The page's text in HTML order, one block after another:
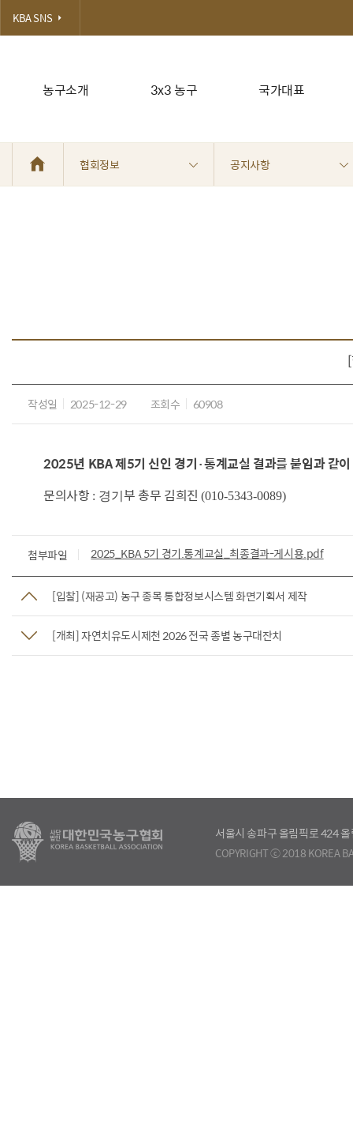
농구소개 3x3 농구 국가대표
KBA SNS
협회정보 공지사항
작성일 2025-12-29 조회수 60908
2025년 KBA 제5기 신인 경기·통계교실 결과를 붙임과 같
문의사항 : 경기 부 총무 김희진(010-5343-0089)
첨부파일 2025_KBA 5기 경기.통계교실_최종결과-게시용.pdf
[입찰] (재공고) 농구 종목 통합정보시스템 화면기획서 제작
[개최] 자연치유도시제천 2026 전국 종별 농구대잔치
서울시 송파구 올림픽로 424
COPYRIGHT ⓒ 2018 KOREA